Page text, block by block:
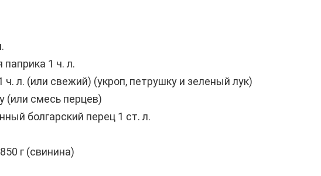
паприка 1 ч. л.
ч. л. (или свежий) (укроп, петрушку и зеленый лук)
(или смесь перцев)
болгарский перец 1 ст. л.
г (свинина)